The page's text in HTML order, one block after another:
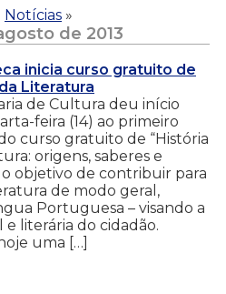
Notícias »
de 2013
inicia curso gratuito de
Literatura
de Cultura deu início
feira (14) ao primeiro
curso gratuito de “História
origens, saberes e
objetivo de contribuir para
de modo geral,
Portuguesa – visando a
literária do cidadão.
uma […]